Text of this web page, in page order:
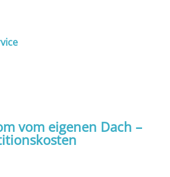
vom eigenen Dach –